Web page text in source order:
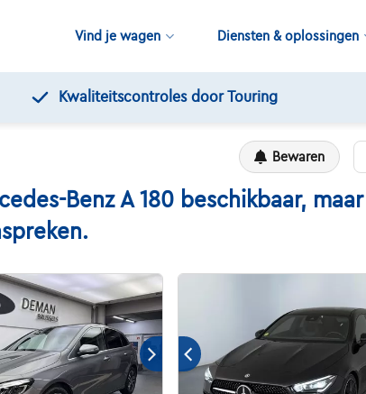
Vind je wagen Diensten & oplossingen
Kwaliteitscontroles door Touring
Bewaren
Benz A 180 beschikbaar,